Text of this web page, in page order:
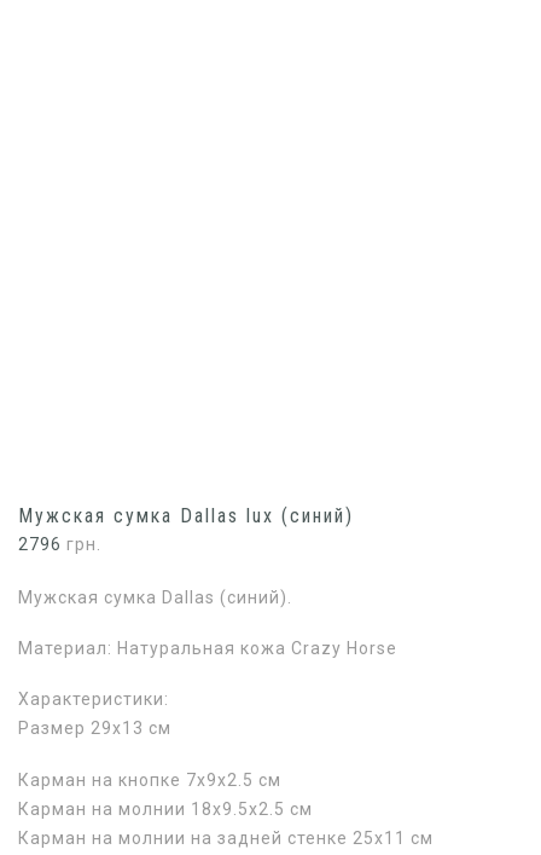
Мужская сумка Dallas lux (синий)
2796 грн.
Мужская сумка Dallas (синий).
Материал: Натуральная кожа Crazy Horse
Характеристики:
Размер 29х13 см
Карман на кнопке 7х9х2.5 см
Карман на молнии 18х9.5х2.5 см
Карман на молнии на задней стенке 25х11 см